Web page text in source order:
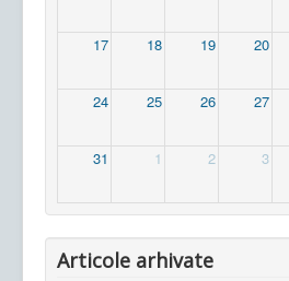
17 18 19 20
24 25 26 27
31 1 2 3
Articole arhivate